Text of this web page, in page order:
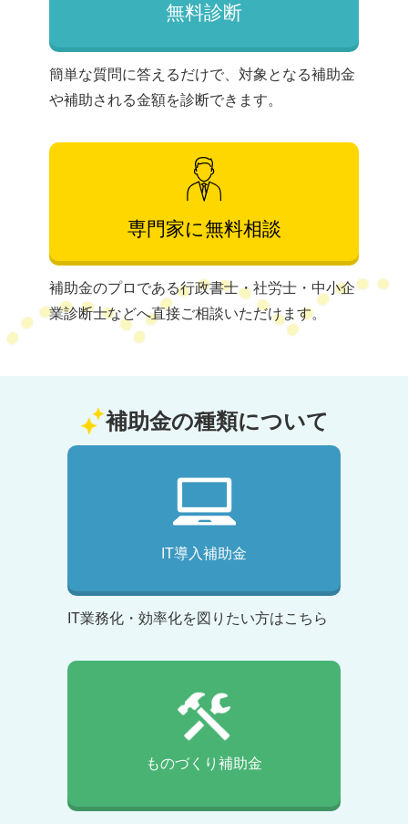
無料診断
簡単な質問に答えるだけで、対象となる補助金
や補助される金額を診断できます。
専門家に無料相談
補助金のプロである行政書士・社労士・中小企
業診断士などへ直接ご相談いただけます。
補助金の種類について
IT導入補助金
IT業務化・効率化を図りたい方はこちら
ものづくり補助金